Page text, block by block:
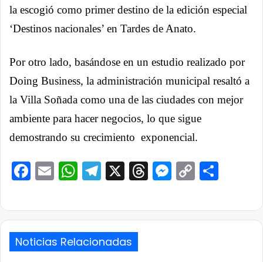
la escogió como primer destino de la edición especial
‘Destinos nacionales’ en Tardes de Anato.
Por otro lado, basándose en un estudio realizado por
Doing Business, la administración municipal resaltó a
la Villa Soñada como una de las ciudades con mejor
ambiente para hacer negocios, lo que sigue
demostrando su crecimiento exponencial.
Facebook
EmailWhatsApp
Telegram
X ThreadsCopy
Noticias Relacionadas